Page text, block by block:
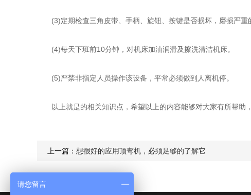
(3)定期检查三角皮带、手柄、旋钮、按键是否损坏，磨损严重
​(4)每天下班前10分钟，对机床加油润滑及擦洗清洁机床。
(5)严禁非指定人员操作该设备，平常必须做到人离机停。
以上就是的相关知识点，希望以上的内容能够对大家有所帮助
上一篇： 想很好的应用顶弯机，必须足够的了解它
请您留言